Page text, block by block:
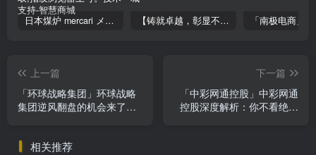
日本煤炉 mercari メルカリ cookie提取技术 安卓 苹果 雷电模拟器都可提取,指纹浏览器上号。技术支持 【铸就卓越，彰显不凡】顶级财富管理机构专属官网设计与咨询
上一篇
「环球战略集团」环球战略
集团逆风翻盘的机会来了？
下一篇
「中彩网通控股」中彩网通
控股深度解析：你不看绝对
相关推荐